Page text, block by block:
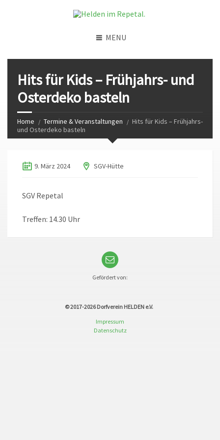
MENU
Hits für Kids – Frühjahrs- und
Osterdeko basteln
Home Termine & Veranstaltungen
Hits für Kids – Frühjahrs-
und Osterdeko basteln
9. März 2024 SGV-Hütte
SGV Repetal
Treffen: 14.30 Uhr
Gefördert von:
© 2017-2026Dorfverein HELDEN e.V.
Impressum
Datenschutz